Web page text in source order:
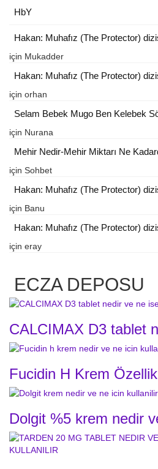
HbY
Hakan: Muhafız (The Protector)
için Mukadder
Hakan: Muhafız (The Protector)
için orhan
Selam Bebek Mugo Ben Kelebek
için Nurana
Mehir Nedir-Mehir Miktarı Ne
için Sohbet
Hakan: Muhafız (The Protector)
için Banu
Hakan: Muhafız (The Protector)
için eray
ECZA DEPOSU
CALCIMAX D3 tablet
Fucidin H Krem
Dolgit %5 krem nedir